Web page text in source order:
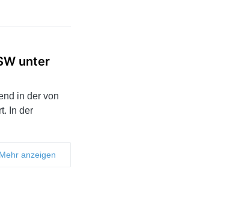
unter
in der von
In der
Mehr anzeigen